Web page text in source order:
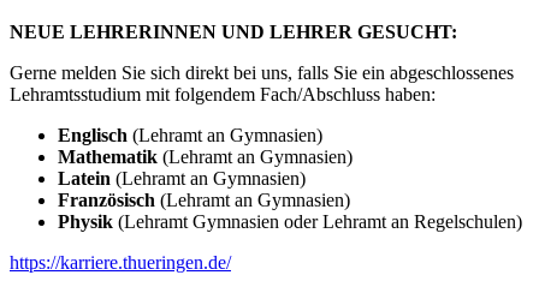
NEUE LEHRERINNEN UND LEHRER GESUCHT:
Gerne melden Sie sich direkt bei uns, falls Sie ein abgeschlossenes
Lehramtsstudium mit folgendem Fach/Abschluss haben:
Englisch (Lehramt an Gymnasien)
Mathematik (Lehramt an Gymnasien)
Latein (Lehramt an Gymnasien)
Französisch (Lehramt an Gymnasien)
Physik (Lehramt Gymnasien oder Lehramt an Regelschulen)
https://karriere.thueringen.de/